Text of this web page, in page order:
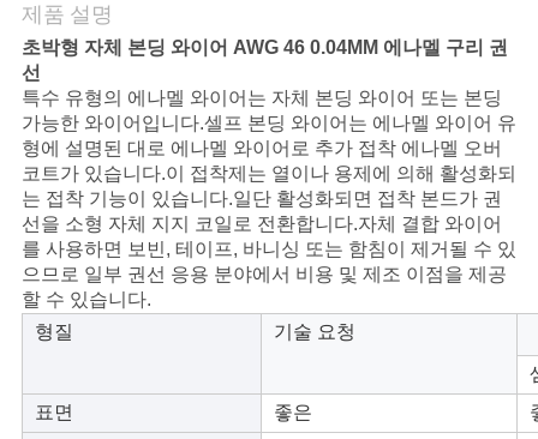
주
세
요
뉴
스
인
용
제품 설명
초박형 자체 본딩 와이어 AWG 46 0.04MM 에나멜 구리 권
선
특수 유형의 에나멜 와이어는 자체 본딩 와이어 또는 본딩
가능한 와이어입니다.셀프 본딩 와이어는 에나멜 와이어 유
형에 설명된 대로 에나멜 와이어로 추가 접착 에나멜 오버
코트가 있습니다.이 접착제는 열이나 용제에 의해 활성화되
는 접착 기능이 있습니다.일단 활성화되면 접착 본드가 권
선을 소형 자체 지지 코일로 전환합니다.자체 결합 와이어
를 사용하면 보빈, 테이프, 바니싱 또는 함침이 제거될 수 있
으므로 일부 권선 응용 분야에서 비용 및 제조 이점을 제공
할 수 있습니다.
형질
기술 요청
표면
좋은